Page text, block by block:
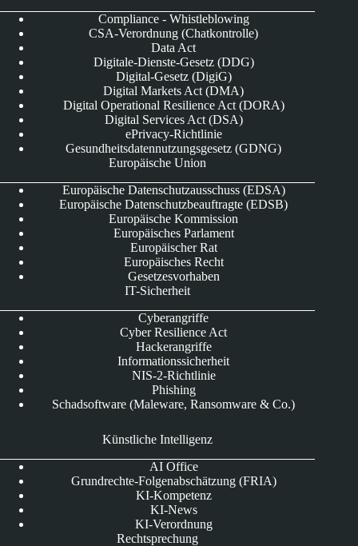
Compliance - Whistleblowing
CSA-Verordnung (Chatkontrolle)
Data Act
Digitale-Dienste-Gesetz (DDG)
Digital-Gesetz (DigiG)
Digital Markets Act (DMA)
Digital Operational Resilience Act (DORA)
Digital Services Act (DSA)
ePrivacy-Richtlinie
Gesundheitsdatennutzungsgesetz (GDNG)
Europäische Union
Europäische Datenschutzausschuss (EDSA)
Europäische Datenschutzbeauftragte (EDSB)
Europäische Kommission
Europäisches Parlament
Europäischer Rat
Europäisches Recht
Gesetzesvorhaben
IT-Sicherheit
Cyberangriffe
Cyber Resilience Act
Hackerangriffe
Informationssicherheit
NIS-2-Richtlinie
Phishing
Schadsoftware (Maleware, Ransomware & Co.)
Künstliche Intelligenz
AI Office
Grundrechte-Folgenabschätzung (FRIA)
KI-Kompetenz
KI-News
KI-Verordnung
Rechtsprechung